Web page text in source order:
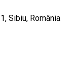
Sibiu, România